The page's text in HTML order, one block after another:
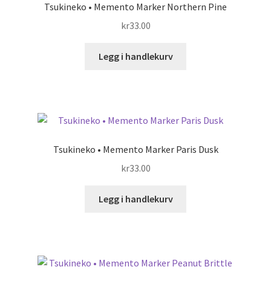
Tsukineko • Memento Marker Northern Pine
kr33.00
Legg i handlekurv
Tsukineko • Memento Marker Paris Dusk
kr33.00
Legg i handlekurv